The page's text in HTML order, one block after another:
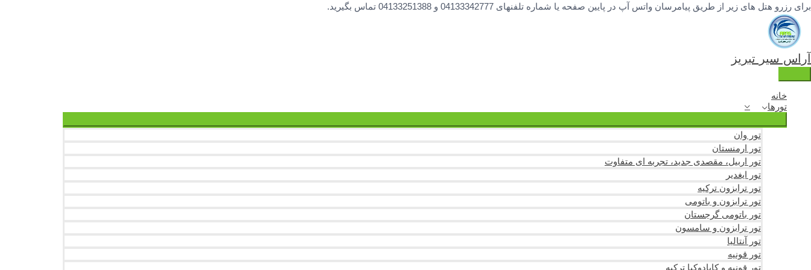
رفتن
به
محتوا
برای رزرو هتل های زیر از طریق پیامرسان واتس آپ در پایین صفحه یا شماره تلفنهای 04133342777 و 04133251388 تماس بگیرید.
آراس سیر تبریز
فهرست
اصلی
خانه
تورها
تاگل
تور وان
تور ارمنستان
تور اربیل، مقصدی جدید، تجربه ای متفاوت
تور ایغدیر
تور ترابزون ترکیه
تور ترابزون و باتومی
تور باتومی گرجستان
تور ترابزون و سامسون
تور آنتالیا
تور قونیه
تور قونیه و کاپادوکیا ترکیه